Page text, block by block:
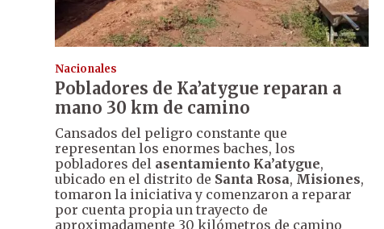
Nacionales
Pobladores de Ka’atygue reparan a
mano 30 km de camino
Cansados del peligro constante que
representan los enormes baches, los
pobladores del asentamiento Ka’atygue,
ubicado en el distrito de Santa Rosa, Misiones,
tomaron la iniciativa y comenzaron a reparar
por cuenta propia un trayecto de
aproximadamente 30 kilómetros de camino